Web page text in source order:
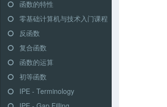
函数的特性
零基础计算机与技术入门课程
反函数
复合函数
函数的运算
初等函数
IPE - Terminology